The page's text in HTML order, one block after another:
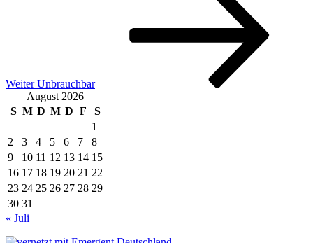
Weiter Unbrauchbar
August 2026
S M D M D F
S
1
2
3 4 5 6 7
8
9
10 11 12 13 14 15
16 17 18 19 20 21 22
23 24 25 26 27 28 29
30 31
« Juli